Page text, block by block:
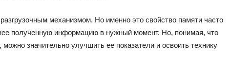
механизмом. Но именно это свойство памяти часто
полученную информацию в нужный момент. Но, понимая, что
можно значительно улучшить ее показатели и освоить технику